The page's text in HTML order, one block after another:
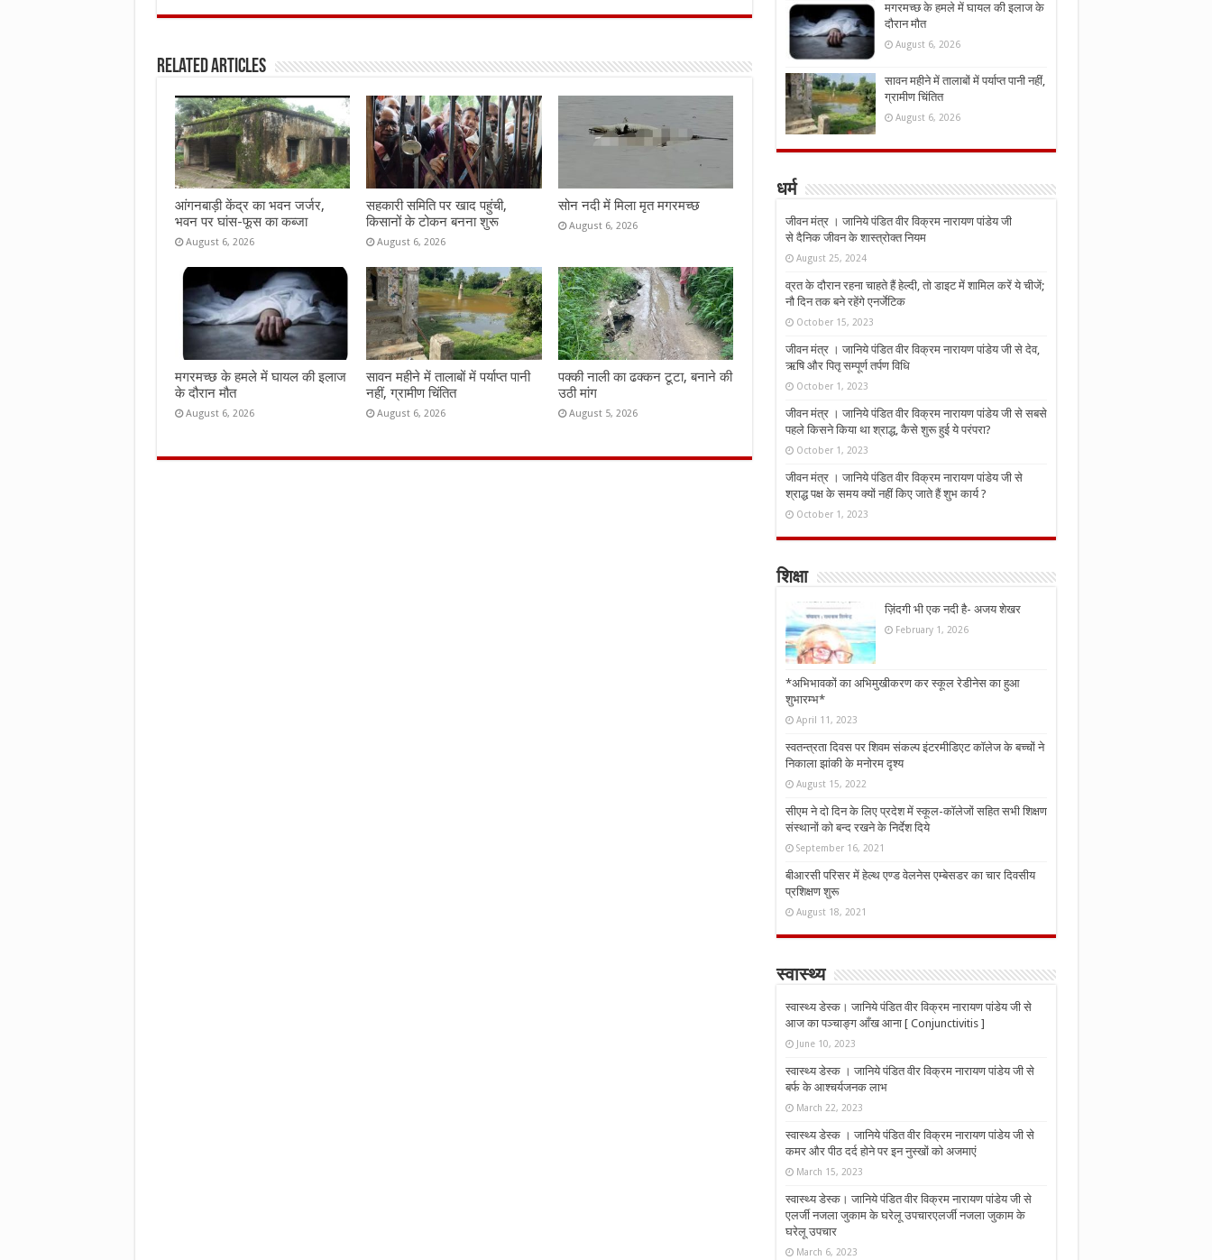
ce
o
o
k
it
r
at
A
p
p
ai ar
Related Articles
आंगनबाड़ी केंद्र का भवन जर्जर,
भवन पर घांस-फूस का कब्जा
August 6, 2026
सहकारी समिति पर खाद पहुंची,
किसानों के टोकन बनना शुरू
August 6, 2026
सोन नदी में मिला मृत मगरमच्छ
August 6, 2026
मगरमच्छ के हमले में घायल की इलाज
के दौरान मौत
August 6, 2026
सावन महीने में तालाबों में पर्याप्त पानी
नहीं, ग्रामीण चिंतित
August 6, 2026
पक्की नाली का ढक्कन टूटा, बनाने की
उठी मांग
August 5, 2026
मगरमच्छ के हमले में घायल की इलाज के
दौरान मौत
August 6, 2026
सावन महीने में तालाबों में पर्याप्त पानी नहीं,
ग्रामीण चिंतित
August 6, 2026
धर्म
जीवन मंत्र । जानिये पंडित वीर विक्रम नारायण पांडेय जी
से दैनिक जीवन के शास्त्रोक्त नियम
August 25, 2024
व्रत के दौरान रहना चाहते हैं हेल्दी, तो डाइट में शामिल करें ये चीजें;
नौ दिन तक बने रहेंगे एनर्जेटिक
October 15, 2023
जीवन मंत्र । जानिये पंडित वीर विक्रम नारायण पांडेय जी से देव,
ऋषि और पितृ सम्पूर्ण तर्पण विधि
October 1, 2023
जीवन मंत्र । जानिये पंडित वीर विक्रम नारायण पांडेय जी से सबसे
पहले किसने किया था श्राद्ध, कैसे शुरू हुई ये परंपरा?
October 1, 2023
जीवन मंत्र । जानिये पंडित वीर विक्रम नारायण पांडेय जी से
श्राद्ध पक्ष के समय क्यों नहीं किए जाते हैं शुभ कार्य ?
October 1, 2023
शिक्षा
ज़िंदगी भी एक नदी है- अजय शेखर
February 1, 2026
*अभिभावकों का अभिमुखीकरण कर स्कूल रेडीनेस का हुआ
शुभारम्भ*
April 11, 2023
स्वतन्त्रता दिवस पर शिवम संकल्प इंटरमीडिएट कॉलेज के बच्चों ने
निकाला झांकी के मनोरम दृश्य
August 15, 2022
सीएम ने दो दिन के लिए प्रदेश में स्कूल-कॉलेजों सहित सभी शिक्षण
संस्थानों को बन्द रखने के निर्देश दिये
September 16, 2021
बीआरसी परिसर में हेल्थ एण्ड वेलनेस एम्बेसडर का चार दिवसीय
प्रशिक्षण शुरू
August 18, 2021
स्वास्थ्य
स्वास्थ्य डेस्क। जानिये पंडित वीर विक्रम नारायण पांडेय जी से
आज का पञ्चाङ्ग आँख आना [ Conjunctivitis ]
June 10, 2023
स्वास्थ्य डेस्क । जानिये पंडित वीर विक्रम नारायण पांडेय जी से
बर्फ के आश्चर्यजनक लाभ
March 22, 2023
स्वास्थ्य डेस्क । जानिये पंडित वीर विक्रम नारायण पांडेय जी से
कमर और पीठ दर्द होने पर इन नुस्‍खों को अजमाएं
March 15, 2023
स्वास्थ्य डेस्क। जानिये पंडित वीर विक्रम नारायण पांडेय जी से
एलर्जी नजला जुकाम के घरेलू उपचारएलर्जी नजला जुकाम के
घरेलू उपचार
March 6, 2023